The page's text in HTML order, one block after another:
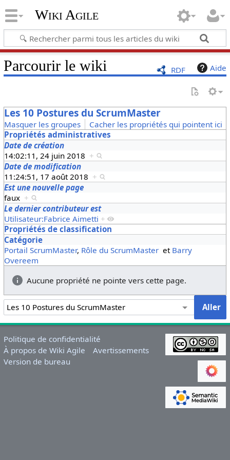
Wiki Agile
RDF Aide
Parcourir le wiki
Les 10 Postures du ScrumMaster
Masquer les groupes
Cacher les propriétés qui pointent ici
Propriétés administratives
Date de création
14:02:11, 24 juin 2018 +
Date de modification
11:24:51, 17 août 2018 +
Est une nouvelle page
faux +
Le dernier contributeur est
Utilisateur:Fabrice Aimetti +
Propriétés de classification
Catégorie
Portail ScrumMaster, Rôle du ScrumMasteret Barry
Overeem
Aucune propriété ne pointe vers cette page.
Politique de confidentialité
À propos de Wiki Agile
Avertissements
Version de bureau